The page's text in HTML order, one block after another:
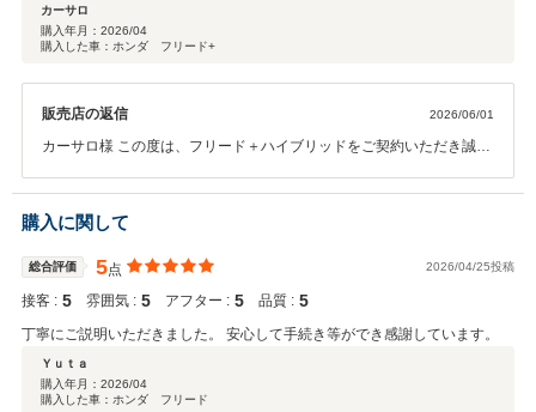
カーサロ
購入年月： 2026/04
購入した車：ホンダ フリード+
販売店の返信 2026/06/01
カーサロ様 この度は、フリード＋ハイブリッドをご契約いただき誠に
カーサロ様のカーライフをサポートして参ります 末長いお付き合いを
宜しくお願い致します。
購入に関して
総合評価 5点 2026/04/25投稿
接客 : 5 雰囲気 : 5 アフター : 5 品質 : 5
丁寧にご説明いただきました。 安心して手続き等ができ感謝しています。
Ｙｕｔａ
購入年月： 2026/04
購入した車：ホンダ フリード